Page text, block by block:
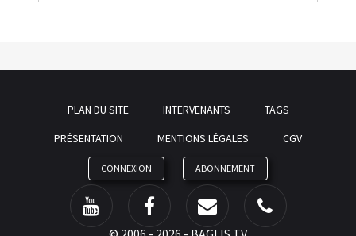
PLAN DU SITE INTERVENANTS
TAGS
PRÉSENTATION
MENTIONS LÉGALES CGV
CONNEXION ABONNEMENT